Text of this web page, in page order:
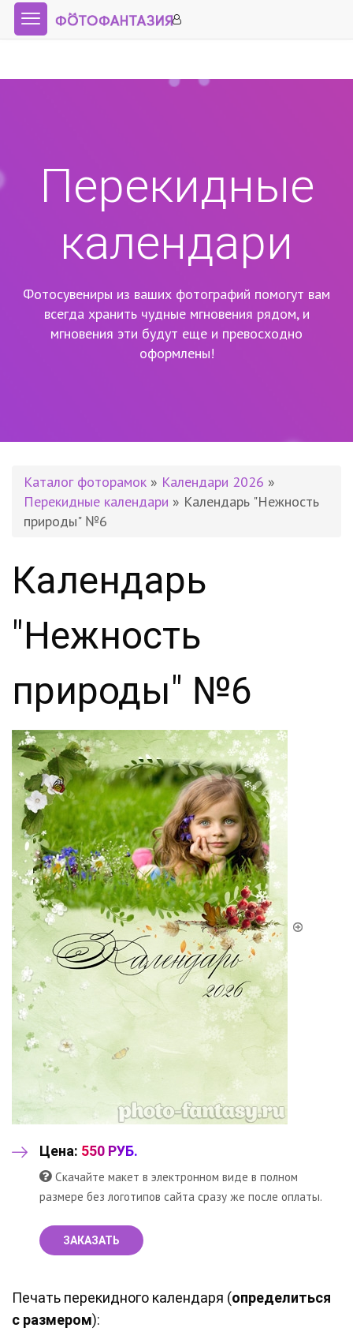
Перекидные
календари
Фотосувениры из ваших фотографий помогут вам
всегда хранить чудные мгновения рядом, и
мгновения эти будут еще и превосходно
оформлены!
Каталог фоторамок » Календари 2026 »
Перекидные календари » Календарь "Нежность
природы" №6
Календарь
"Нежность
природы" №6
Цена: 550 РУБ.
Скачайте макет в электронном виде в полном
размере без логотипов сайта сразу же после оплаты.
ЗАКАЗАТЬ
Печать перекидного календаря (определиться
с размером):